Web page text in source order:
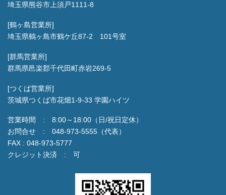
埼玉県熊谷市上須戸1111-8
[鶴ヶ島営業所]
埼玉県鶴ヶ島市鶴ケ丘87-2 101号室
[群馬営業所]
群馬県邑楽郡千代田町赤岩269-5
[つくば営業所]
茨城県つくば市花畑1-9-33 学園ハイツ
営業時間 : 8:00～18:00（日/祝日定休）
お問合せ : 048-973-5555（代表）
FAX : 048-973-5777
クレジット決済 : 可